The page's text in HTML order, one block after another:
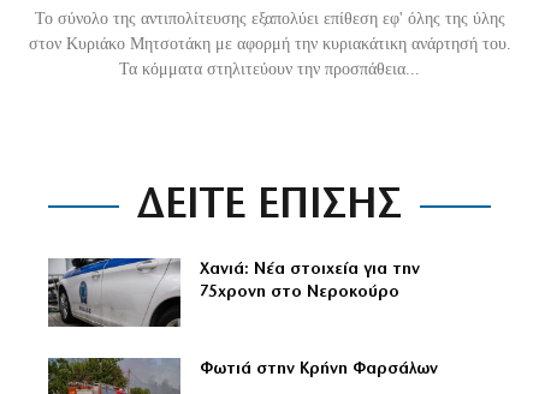
Το σύνολο της αντιπολίτευσης εξαπολύει επίθεση εφ' όλης της ύλης
στον Κυριάκο Μητσοτάκη με αφορμή την κυριακάτικη ανάρτησή του.
Τα κόμματα στηλιτεύουν την προσπάθεια...
ΔΕΙΤΕ ΕΠΙΣΗΣ
Χανιά: Νέα στοιχεία για την
75χρονη στο Νεροκούρο
Φωτιά στην Κρήνη Φαρσάλων